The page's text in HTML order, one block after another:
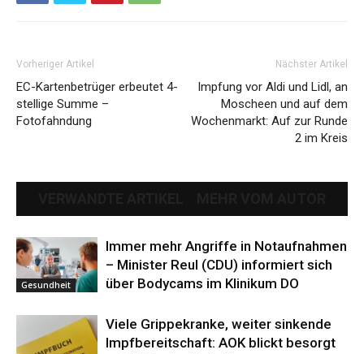
Vorheriger Artikel
EC-Kartenbetrüger erbeutet 4-
stellige Summe –
Fotofahndung
Nächster Artikel
Impfung vor Aldi und Lidl, an
Moscheen und auf dem
Wochenmarkt: Auf zur Runde
2 im Kreis
Gesundheit
Immer mehr Angriffe in Notaufnahmen
– Minister Reul (CDU) informiert sich
über Bodycams im Klinikum DO
Viele Grippekranke, weiter sinkende
Impfbereitschaft: AOK blickt besorgt